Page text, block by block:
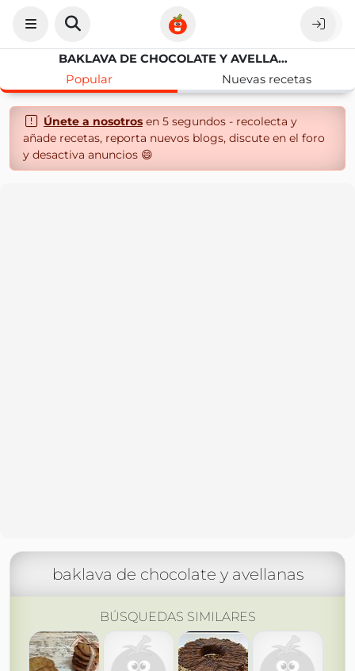
BAKLAVA DE CHOCOLATE Y AVELLANAS
Popular
Nuevas recetas
Únete a nosotrosen 5 segundos - recolecta y
añade recetas, reporta nuevos blogs, discute en el foro
y desactiva anuncios 😄
baklava de chocolate y avellanas
BÚSQUEDAS SIMILARES